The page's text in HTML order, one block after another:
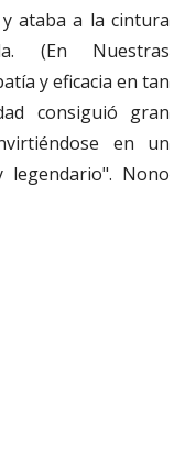
ataba a la cintura
(En Nuestras
y eficacia en tan
consiguió gran
en un
Nono